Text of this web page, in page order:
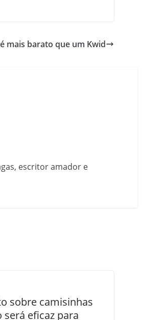
mais barato que um Kwid
escritor amador e
sobre camisinhas
será eficaz para